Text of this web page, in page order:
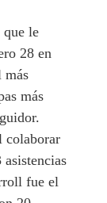
que le
28 en
más
más
colaborar
fue el